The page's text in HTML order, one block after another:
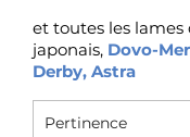
et toutes les lames
japonais, Dovo-
Derby, Astra
Pertinence